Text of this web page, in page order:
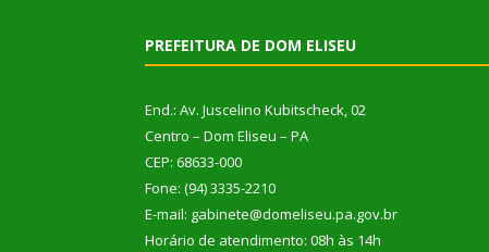
PREFEITURA DE DOM ELISEU
End.: Av. Juscelino Kubitscheck, 02
Centro – Dom Eliseu – PA
CEP: 68633-000
Fone: (94) 3335-2210
E-mail: gabinete@domeliseu.pa.gov.br
Horário de atendimento: 08h às 14h